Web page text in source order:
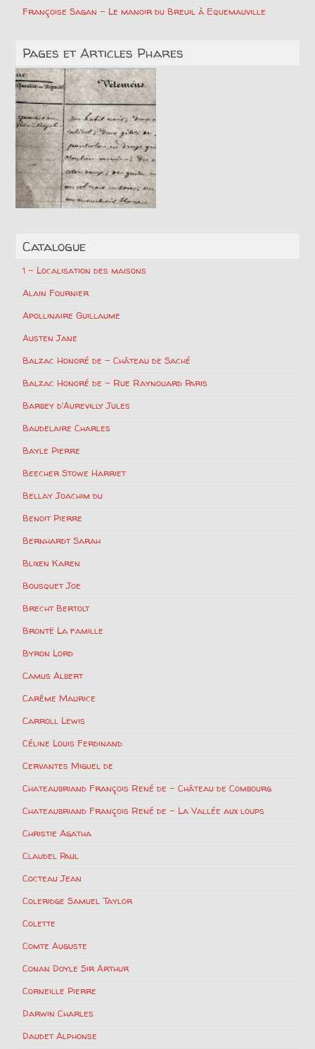
Françoise Sagan – Le manoir du Breuil à Equemauville
Pages et Articles Phares
Catalogue
1 – Localisation des maisons
Alain Fournier
Apollinaire Guillaume
Austen Jane
Balzac Honoré de – Château de Saché
Balzac Honoré de – Rue Raynouard Paris
Barbey d'Aurevilly Jules
Baudelaire Charles
Bayle Pierre
Beecher Stowe Harriet
Bellay Joachim du
Benoit Pierre
Bernhardt Sarah
Blixen Karen
Bousquet Joe
Brecht Bertolt
Brontë La famille
Byron Lord
Camus Albert
Carême Maurice
Carroll Lewis
Céline Louis Ferdinand
Cervantes Miguel de
Chateaubriand François René de – Château de Combourg
Chateaubriand François René de – La Vallée aux loups
Christie Agatha
Claudel Paul
Cocteau Jean
Coleridge Samuel Taylor
Colette
Comte Auguste
Conan Doyle Sir Arthur
Corneille Pierre
Darwin Charles
Daudet Alphonse